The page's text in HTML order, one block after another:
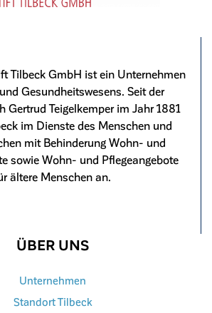
Tilbeck GmbH ist ein Unternehmen
Gesundheitswesens. Seit der
Gertrud Teigelkemper im Jahr 1881
im Dienste des Menschen und
mit Behinderung Wohn- und
sowie Wohn- und Pflegeangebote
ältere Menschen an.
ÜBER UNS
Unternehmen
Standort Tilbeck